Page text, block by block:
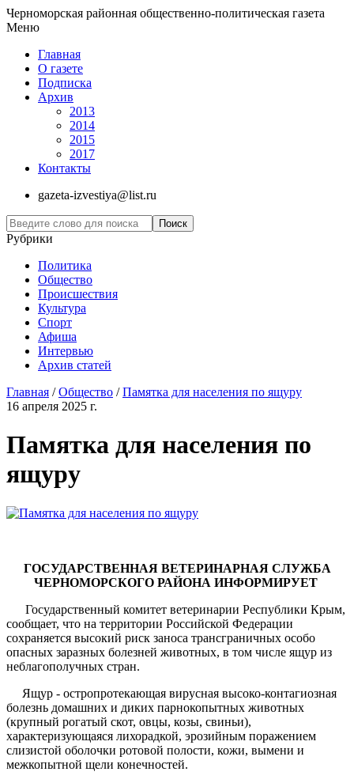
Черноморская районная общественно-политическая газета
Меню
Главная
О газете
Подписка
Архив
2013
2014
2015
2017
Контакты
gazeta-izvestiya@list.ru
Рубрики
Политика
Общество
Проиcшествия
Культура
Спорт
Афиша
Интервью
Архив статей
Главная /Общество /Памятка для населения по ящуру
16 апреля 2025 г.
Памятка для населения по
ящуру
ГОСУДАРСТВЕННАЯ ВЕТЕРИНАРНАЯ СЛУЖБА
ЧЕРНОМОРСКОГО РАЙОНА ИНФОРМИРУЕТ
Государственный комитет ветеринарии Республики Крым,
сообщает, что на территории Российской Федерации
сохраняется высокий риск заноса трансграничных особо
опасных заразных болезней животных, в том числе ящур из
неблагополучных стран.
Ящур - остропротекающая вирусная высоко-контагиозная
болезнь домашних и диких парнокопытных животных
(крупный рогатый скот, овцы, козы, свиньи),
характеризующаяся лихорадкой, эрозийным поражением
слизистой оболочки ротовой полости, кожи, вымени и
межкопытной щели конечностей.